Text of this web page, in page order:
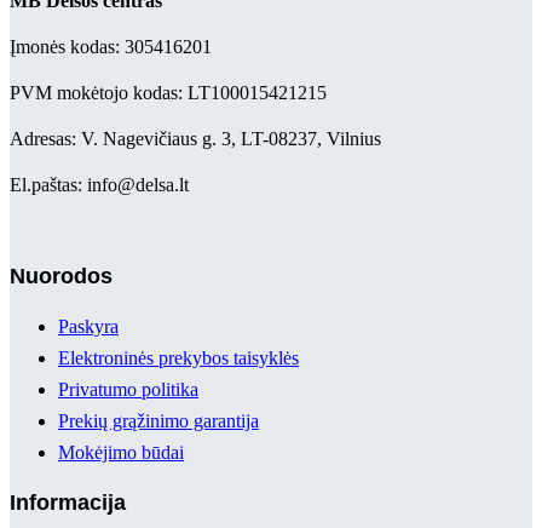
Įmonės kodas: 305416201
PVM mokėtojo kodas: LT100015421215
Adresas: V. Nagevičiaus g. 3, LT-08237, Vilnius
El.paštas: info@delsa.lt
Nuorodos
Paskyra
Elektroninės prekybos taisyklės
Privatumo politika
Prekių grąžinimo garantija
Mokėjimo būdai
Informacija